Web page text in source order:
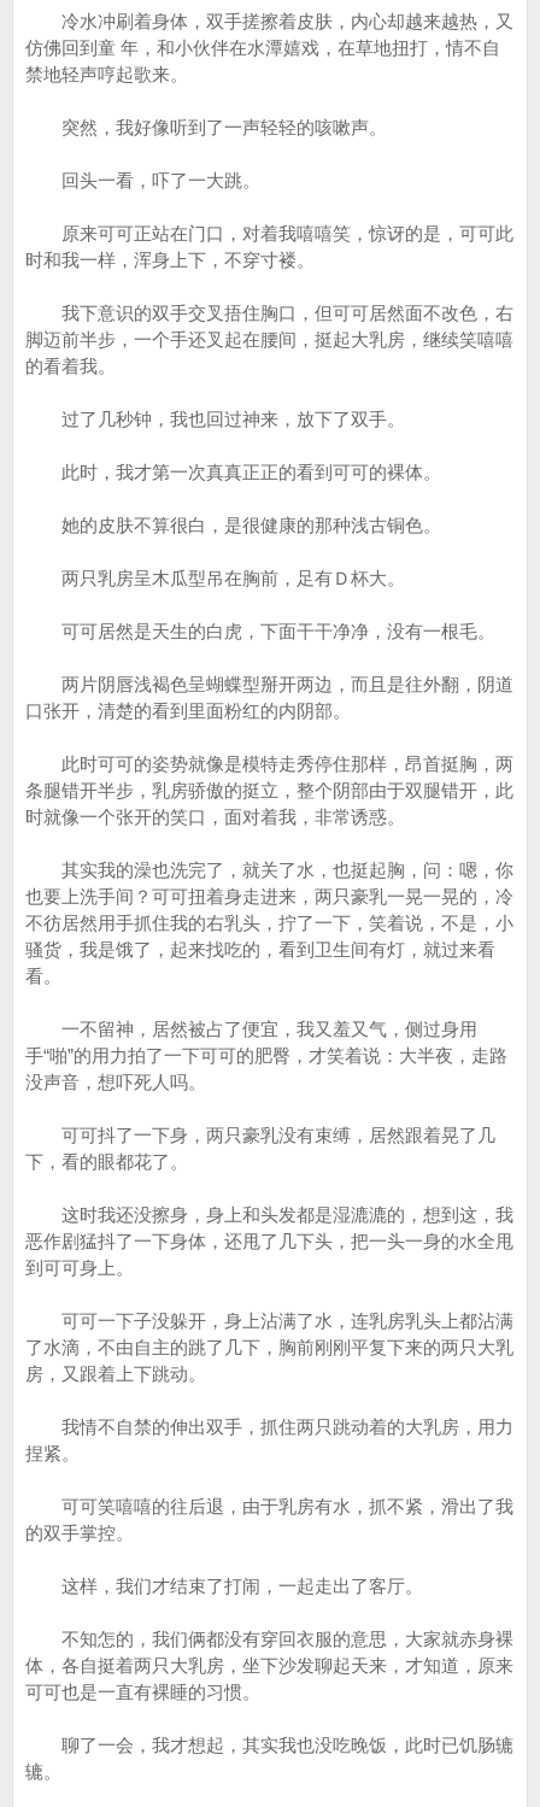
冷水冲刷着身体，双手搓擦着皮肤，内心却越来越热，又
仿佛回到童 年，和小伙伴在水潭嬉戏，在草地扭打，情不自
禁地轻声哼起歌来。
突然，我好像听到了一声轻轻的咳嗽声。
回头一看，吓了一大跳。
原来可可正站在门口，对着我嘻嘻笑，惊讶的是，可可此
时和我一样，浑身上下，不穿寸褛。
我下意识的双手交叉捂住胸口，但可可居然面不改色，右
脚迈前半步，一个手还叉起在腰间，挺起大乳房，继续笑嘻嘻
的看着我。
过了几秒钟，我也回过神来，放下了双手。
此时，我才第一次真真正正的看到可可的裸体。
她的皮肤不算很白，是很健康的那种浅古铜色。
两只乳房呈木瓜型吊在胸前，足有Ｄ杯大。
可可居然是天生的白虎，下面干干净净，没有一根毛。
两片阴唇浅褐色呈蝴蝶型掰开两边，而且是往外翻，阴道
口张开，清楚的看到里面粉红的内阴部。
此时可可的姿势就像是模特走秀停住那样，昂首挺胸，两
条腿错开半步，乳房骄傲的挺立，整个阴部由于双腿错开，此
时就像一个张开的笑口，面对着我，非常诱惑。
其实我的澡也洗完了，就关了水，也挺起胸，问：嗯，你
也要上洗手间？可可扭着身走进来，两只豪乳一晃一晃的，冷
不彷居然用手抓住我的右乳头，拧了一下，笑着说，不是，小
骚货，我是饿了，起来找吃的，看到卫生间有灯，就过来看
看。
一不留神，居然被占了便宜，我又羞又气，侧过身用
手“啪”的用力拍了一下可可的肥臀，才笑着说：大半夜，走路
没声音，想吓死人吗。
可可抖了一下身，两只豪乳没有束缚，居然跟着晃了几
下，看的眼都花了。
这时我还没擦身，身上和头发都是湿漉漉的，想到这，我
恶作剧猛抖了一下身体，还甩了几下头，把一头一身的水全甩
到可可身上。
可可一下子没躲开，身上沾满了水，连乳房乳头上都沾满
了水滴，不由自主的跳了几下，胸前刚刚平复下来的两只大乳
房，又跟着上下跳动。
我情不自禁的伸出双手，抓住两只跳动着的大乳房，用力
捏紧。
可可笑嘻嘻的往后退，由于乳房有水，抓不紧，滑出了我
的双手掌控。
这样，我们才结束了打闹，一起走出了客厅。
不知怎的，我们俩都没有穿回衣服的意思，大家就赤身裸
体，各自挺着两只大乳房，坐下沙发聊起天来，才知道，原来
可可也是一直有裸睡的习惯。
聊了一会，我才想起，其实我也没吃晚饭，此时已饥肠辘
辘。